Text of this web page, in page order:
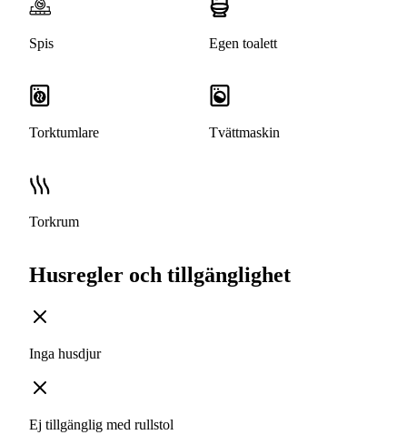
Spis Egen toalett
Torktumlare Tvättmaskin
Torkrum
Husregler och tillgänglighet
Inga husdjur
Ej tillgänglig med rullstol